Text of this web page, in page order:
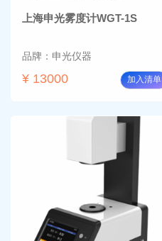
上海申光雾度计WGT-1S
品牌：申光仪器
¥ 13000 加入清单